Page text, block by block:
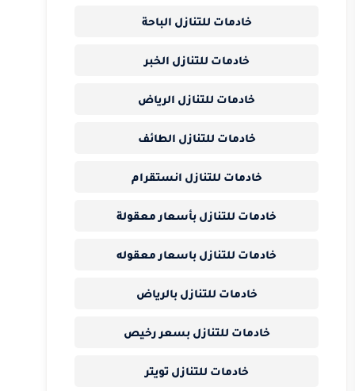
خادمات للتنازل الباحة
خادمات للتنازل الخبر
خادمات للتنازل الرياض
خادمات للتنازل الطائف
خادمات للتنازل انستقرام
خادمات للتنازل بأسعار معقولة
خادمات للتنازل باسعار معقوله
خادمات للتنازل بالرياض
خادمات للتنازل بسعر رخيص
خادمات للتنازل تويتر